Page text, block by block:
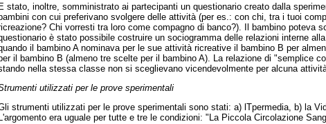
E stato, inoltre, somministrato ai partecipanti un questionario creato dalla
bambini con cui preferivano svolgere delle attività (per es.: con chi, tra i tuoi
Chi vorresti tra loro come compagno di banco?). Il bambino poteva
è stato possibile costruire un sociogramma delle relazioni interne
il bambino A nominava per le sue attività ricreative il bambino B per
il bambino B (almeno tre scelte per il bambino A). La relazione di "semplice
nella stessa classe non si sceglievano vicendevolmente per alcuna
utilizzati per le prove sperimentali
strumenti utilizzati per le prove sperimentali sono stati: a) lTpermedia, b) la
L'argomento era uguale per tutte e tre le condizioni: "La Piccola Circolazione